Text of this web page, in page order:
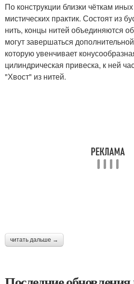
По конструкции близки чёткам
мистических практик. Состоят из
нить, концы нитей объединяются
могут завершаться
которую увенчивает
цилиндрическая привеска, к ней
"Хвост" из нитей.
читать дальше →